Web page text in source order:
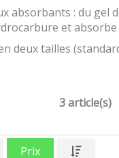
absorbants : du gel
et absorbe
deux tailles
3 article(s)
Prix